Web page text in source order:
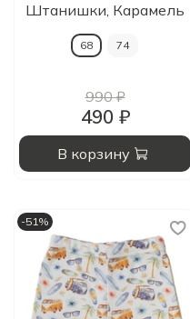
Штанишки, Карамель
68 74
990 ₽
490 ₽
В корзину
-51%